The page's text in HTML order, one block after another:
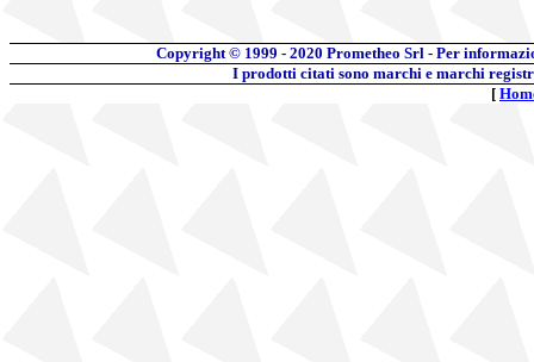
Copyright © 1999 - 2020 Prometheo Srl - Per
I prodotti citati sono marchi e marchi
[